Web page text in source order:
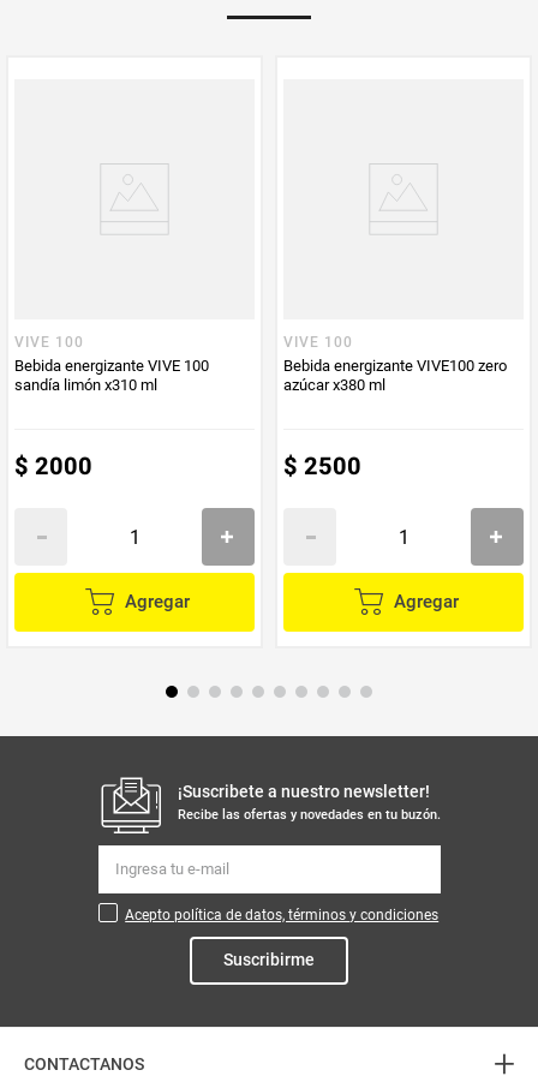
sensibles a la cafeína.
Producto (kg)
VIVE 100
Bebida energizante VIVE 100
sandía limón x310 ml
$ 2000
Agregar
VIVE 100
Bebida energizante VIVE100 zero
azúcar x380 ml
$ 2500
Agregar
¡Suscribete a nuestro newsletter!
Recibe las ofertas y novedades en tu buzón.
Acepto política de datos, términos y condiciones
Suscribirme
CONTACTANOS +